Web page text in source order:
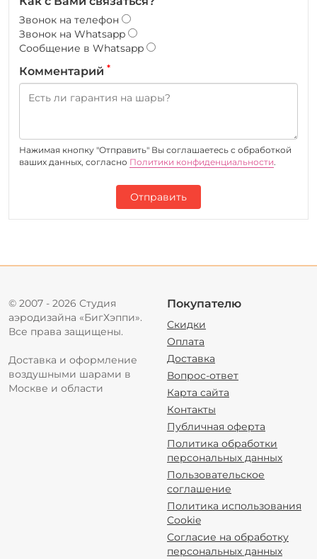
Звонок на телефон
Звонок на Whatsapp
Сообщение в Whatsapp
Комментарий *
Нажимая кнопку "Отправить" Вы соглашаетесь c обработкой
ваших данных, согласно Политики конфиденциальности.
Отправить
© 2007 - 2026 Студия
аэродизайна «БигХэппи».
Все права защищены.
Доставка и оформление
воздушными шарами в
Москве и области
Покупателю
Скидки
Оплата
Доставка
Вопрос-ответ
Карта сайта
Контакты
Публичная оферта
Политика обработки
персональных данных
Пользовательское
соглашение
Политика использования
Cookie
Согласие на обработку
персональных данных